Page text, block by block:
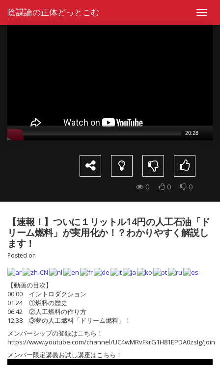
陰謀論の正体どっとこむ
20:28
0 0 0
【速報！】ついに１リットル14円の人工石油「ド
リーム燃料」が実用化か！？わかりやすく解説し
ます！
Posted on
【動画の目次】
00:00 イントロダクション
01:24 ①燃料の歴史
06:42 ②人工燃料の作り方
12:38 ③夢の人工燃料「ドリーム燃料」！
メンバーシップの登録はこちら！
https://www.youtube.com/channel/UC4wMRvFkrG1H81EPDA0zsIg/join
メンバー限定講義お試し講座はこちら！